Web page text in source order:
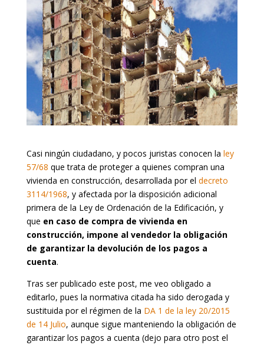
Casi ningún ciudadano, y pocos juristas conocen la ley
57/68 que trata de proteger a quienes compran una
vivienda en construcción, desarrollada por el decreto
3114/1968, y afectada por la disposición adicional
primera de la Ley de Ordenación de la Edificación, y
que en caso de compra de vivienda en
construcción, impone al vendedor la obligación
de garantizar la devolución de los pagos a
cuenta.
Tras ser publicado este post, me veo obligado a
editarlo, pues la normativa citada ha sido derogada y
sustituida por el régimen de la DA 1 de la ley 20/2015
de 14 Julio, aunque sigue manteniendo la obligación de
garantizar los pagos a cuenta (dejo para otro post el